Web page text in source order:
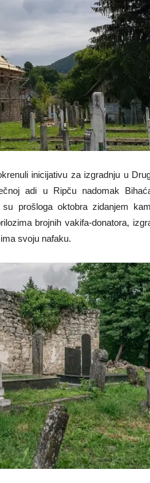
inicijativu za izgradnju u
adi u Ripču nadomak
prošloga oktobra zidanjem
brojnih vakifa-donatora,
svoju nafaku.